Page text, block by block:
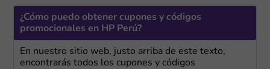
¿Cómo puedo obtener cupones y códigos
promocionales en HP Perú?
En nuestro sitio web, justo arriba de este texto,
encontrarás todos los cupones y códigos